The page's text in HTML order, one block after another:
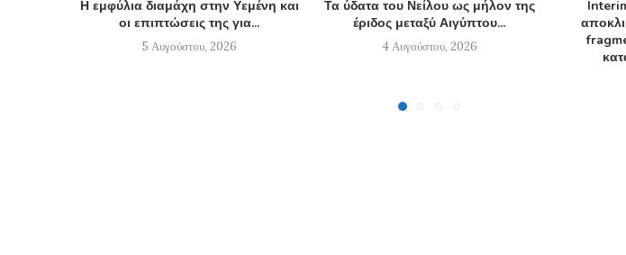
Η εμφύλια διαμάχη στην Υεμένη και
οι επιπτώσεις της για...
5 Αυγούστου, 2026
Τα ύδατα του Νείλου ως μήλον της
έριδος μεταξύ Αιγύπτου...
4 Αυγούστου, 2026